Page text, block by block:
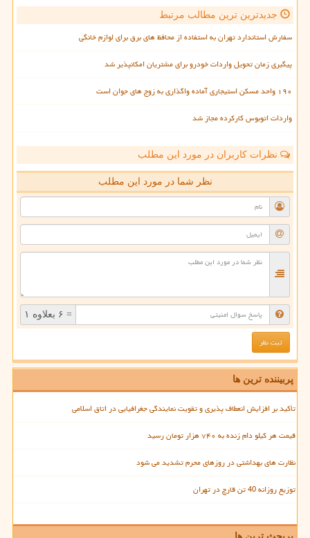
جدیدترین ترین مطالب مرتبط
سفارش استاندارد تهران به استفاده از محافظ های برق برای لوازم خانگی
پیگیری زمان تحویل واردات خودرو برای مشتریان امکانپذیر شد
۱۹۰ واحد مسکن استیجاری آماده واگذاری به زوج های جوان است
واردات اتوبوس کارکرده مجاز شد
نظرات کاربران در مورد این مطلب
نظر شما در مورد این مطلب
= ۶ بعلاوه ۱
پربیننده ترین ها
تأکید بر افزایش انعطاف پذیری و تقویت نمایندگی جغرافیایی در اتاق اسلامی
قیمت هر کیلو دام زنده به ۷۴۰ هزار تومان رسید
نظارت های بهداشتی در روزهای محرم تشدید می شود
توزیع روزانه 40 تن قارچ در تهران